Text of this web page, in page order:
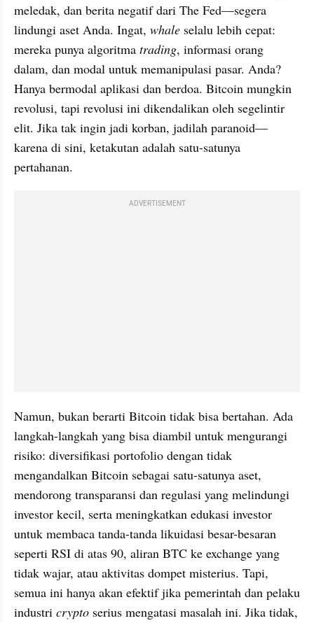
meledak, dan berita negatif dari The Fed—segera
lindungi aset Anda. Ingat, whale selalu lebih cepat:
mereka punya algoritma trading, informasi orang
dalam, dan modal untuk memanipulasi pasar. Anda?
Hanya bermodal aplikasi dan berdoa. Bitcoin mungkin
revolusi, tapi revolusi ini dikendalikan oleh segelintir
elit. Jika tak ingin jadi korban, jadilah paranoid—
karena di sini, ketakutan adalah satu-satunya
pertahanan.
ADVERTISEMENT
Namun, bukan berarti Bitcoin tidak bisa bertahan. Ada
langkah-langkah yang bisa diambil untuk mengurangi
risiko: diversifikasi portofolio dengan tidak
mengandalkan Bitcoin sebagai satu-satunya aset,
mendorong transparansi dan regulasi yang melindungi
investor kecil, serta meningkatkan edukasi investor
untuk membaca tanda-tanda likuidasi besar-besaran
seperti RSI di atas 90, aliran BTC ke exchange yang
tidak wajar, atau aktivitas dompet misterius. Tapi,
semua ini hanya akan efektif jika pemerintah dan pelaku
industri crypto serius mengatasi masalah ini. Jika tidak,